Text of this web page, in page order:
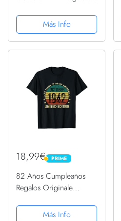
Camiseta sin Mangas
Más Info
18,99€ PRIME
PRIME
82 Años Cumpleaños
Regalos Originale
CamisetaMás Info